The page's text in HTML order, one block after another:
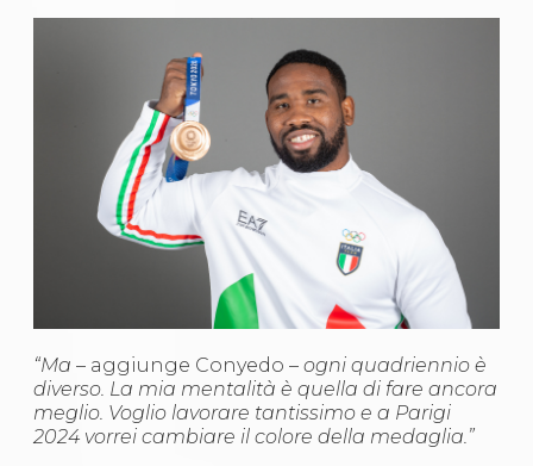
Sostenibilità
Documenti
“Ma – aggiunge Conyedo –ogni quadriennio è
diverso. La mia mentalità è quella di fare ancora
meglio. Voglio lavorare tantissimo e a Parigi
2024 vorrei cambiare il colore della medaglia.”